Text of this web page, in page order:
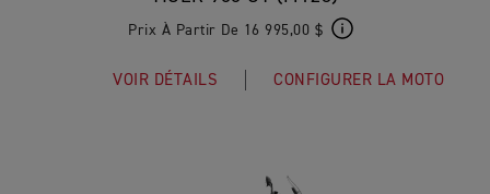
Prix À Partir De 16 995,00 $
VOIR DÉTAILS CONFIGURER LA MOTO